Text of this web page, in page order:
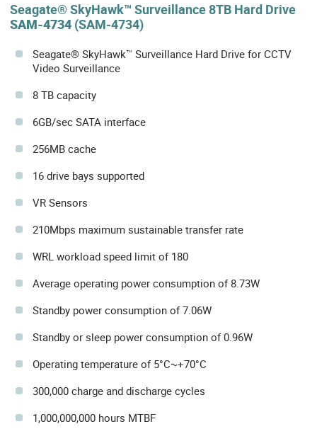
Seagate® SkyHawk™ Surveillance 8TB Hard Drive
SAM-4734 (SAM-4734)
Seagate® SkyHawk™ Surveillance Hard Drive for CCTV
Video Surveillance
8 TB capacity
6GB/sec SATA interface
256MB cache
16 drive bays supported
VR Sensors
210Mbps maximum sustainable transfer rate
WRL workload speed limit of 180
Average operating power consumption of 8.73W
Standby power consumption of 7.06W
Standby or sleep power consumption of 0.96W
Operating temperature of 5°C~+70°C
300,000 charge and discharge cycles
1,000,000,000 hours MTBF